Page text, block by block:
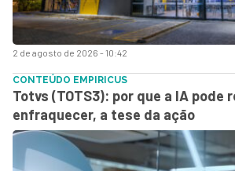
2 de agosto de 2026 - 10:42
CONTEÚDO EMPIRICUS
Totvs (TOTS3): por que a IA pode
enfraquecer, a tese da ação